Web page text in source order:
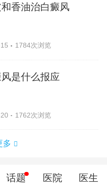
香油治白癜风
1784次浏览
是什么报应
1762次浏览
多
话题 医院 医生